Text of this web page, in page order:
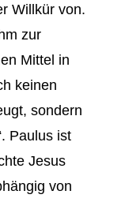
Willkür von.
zur
Mittel in
keinen
sondern
Paulus ist
Jesus
von